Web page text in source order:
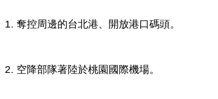
1. 奪控周邊的台北港、開放港口碼頭。
2. 空降部隊著陸於桃園國際機場。